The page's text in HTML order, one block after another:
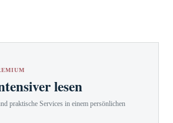
lesen
praktische Services in einem persönlichen